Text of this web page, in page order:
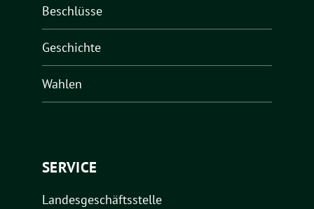
Beschlüsse
Geschichte
Wahlen
SERVICE
Landesgeschäftsstelle